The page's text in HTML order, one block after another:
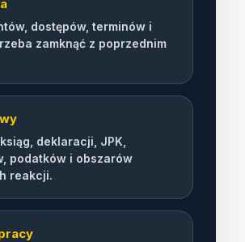
dostępów, terminów i
zamknąć z poprzednim
deklaracji, JPK,
podatków i obszarów
reakcji.